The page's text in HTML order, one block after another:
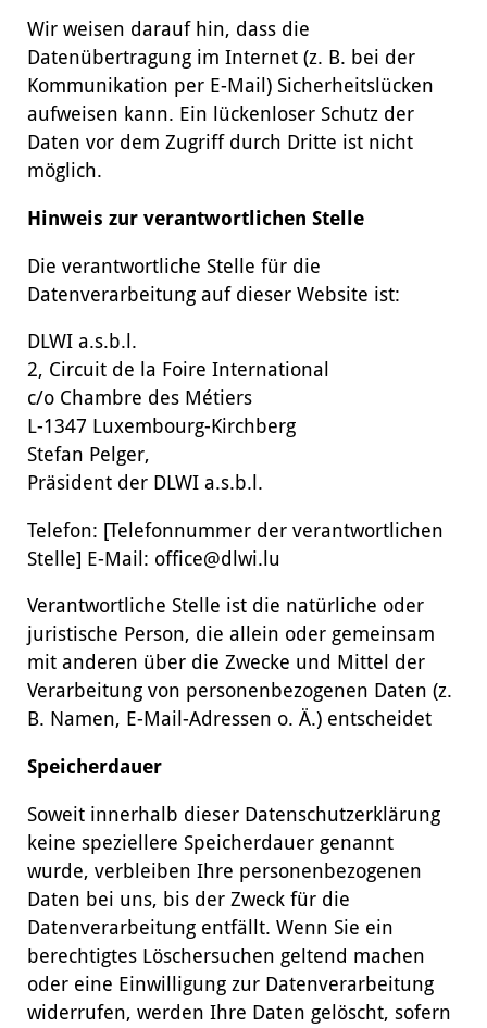
Wir weisen darauf hin, dass die
Datenübertragung im Internet (z. B. bei der
Kommunikation per E-Mail) Sicherheitslücken
aufweisen kann. Ein lückenloser Schutz der
Daten vor dem Zugriff durch Dritte ist nicht
möglich.
Hinweis zur verantwortlichen Stelle
Die verantwortliche Stelle für die
Datenverarbeitung auf dieser Website ist:
DLWI a.s.b.l.
2, Circuit de la Foire International
c/o Chambre des Métiers
L-1347 Luxembourg-Kirchberg
Stefan Pelger,
Präsident der DLWI a.s.b.l.
Telefon: [Telefonnummer der verantwortlichen
Stelle] E-Mail: office@dlwi.lu
Verantwortliche Stelle ist die natürliche oder
juristische Person, die allein oder gemeinsam
mit anderen über die Zwecke und Mittel der
Verarbeitung von personenbezogenen Daten (z.
B. Namen, E-Mail-Adressen o. Ä.) entscheidet
Speicherdauer
Soweit innerhalb dieser Datenschutzerklärung
keine speziellere Speicherdauer genannt
wurde, verbleiben Ihre personenbezogenen
Daten bei uns, bis der Zweck für die
Datenverarbeitung entfällt. Wenn Sie ein
berechtigtes Löschersuchen geltend machen
oder eine Einwilligung zur Datenverarbeitung
widerrufen, werden Ihre Daten gelöscht, sofern